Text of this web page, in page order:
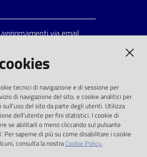
via email
previste dalla direttiva
98/CE e dal d.lgs. 36/2006
Instagram
tecnici di navigazione e di sessione per
di navigazione del sito, e cookie analitici per
sull'uso del sito da parte degli utenti. Utilizza
dell'utente per fini statistici. I cookie di
se abilitarli o meno cliccando sul pulsante
Per saperne di più su come disabilitare i cookie
consulta la nostraCookie Policy.